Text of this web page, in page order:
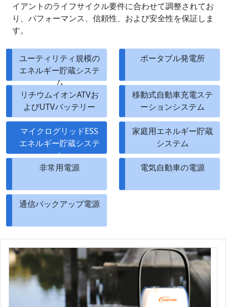
イアントのライフサイクル要件に合わせて調整されてお
り、パフォーマンス、信頼性、および安全性を保証しま
す。
ユーティリティ規模の
エネルギー貯蔵システ
ム
ポータブル発電所
リチウムイオンATVお
よびUTVバッテリー
移動式自動車充電ステ
ーションシステム
マイクログリッドESS
エネルギー貯蔵システ
ム
家庭用エネルギー貯蔵
システム
非常用電源 電気自動車の電源
通信バックアップ電源